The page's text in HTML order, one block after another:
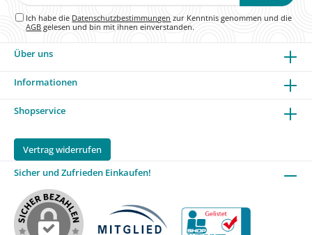
Ich habe die Datenschutzbestimmungen zur Kenntnis genommen und die
AGB gelesen und bin mit ihnen einverstanden.
Über uns
Informationen
Shopservice
Vertrag widerrufen
Sicher und Zufrieden Einkaufen!